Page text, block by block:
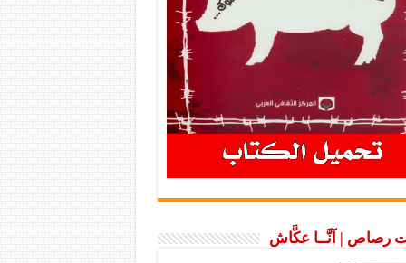
رصاص | آنَّــا عكَّاش